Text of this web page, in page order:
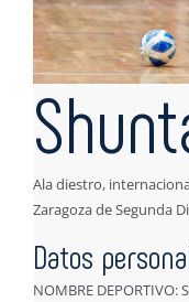
Ala diestro,
Zaragoza de Segunda
Datos
NOMBRE DEPORTIVO: